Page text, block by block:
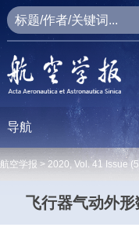
导航
航空学报 > 2020, Vol. 41 Issue
飞行器气动外